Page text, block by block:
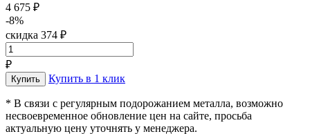
4 675 ₽
-8%
скидка 374 ₽
₽
Купить в 1 клик
* В связи с регулярным подорожанием металла, возможно
несвоевременное обновление цен на сайте, просьба
актуальную цену уточнять у менеджера.